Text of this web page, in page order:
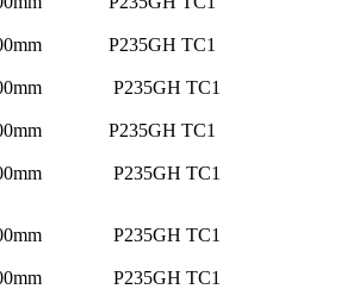
P235GH TC1
P235GH TC1
P235GH TC1
P235GH TC1
P235GH TC1
P235GH TC1